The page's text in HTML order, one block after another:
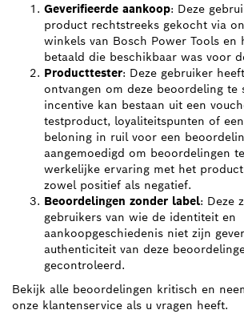
Geverifieerde aankoop: Deze
product rechtstreeks gekocht via
winkels van Bosch Power Tools en
betaald die beschikbaar was voor
Producttester: Deze gebruiker
ontvangen om deze beoordeling te
incentive kan bestaan uit een
testproduct, loyaliteitspunten of
beloning in ruil voor een
aangemoedigd om beoordelingen
werkelijke ervaring met het
zowel positief als negatief.
Beoordelingen zonder label: Deze
gebruikers van wie de identiteit en
aankoopgeschiedenis niet zijn
authenticiteit van deze
gecontroleerd.
Bekijk alle beoordelingen kritisch en
onze klantenservice als u vragen heeft.